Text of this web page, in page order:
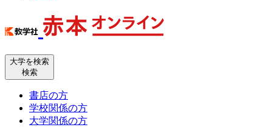
大学を検索
検索
書店の方
学校関係の方
大学関係の方